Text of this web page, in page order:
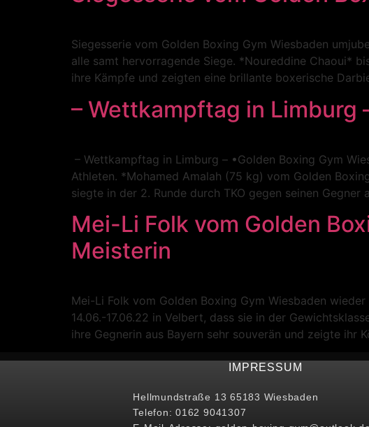
Siegesserie vom Golden Boxing Gym Wiesbaden
alle samt hervorragende Siege. *Noureddine Chaoui*
ihre Kämpfe und zeigten eine brillante boxerische
– Wettkampftag in Limburg
– Wettkampftag in Limburg – •Golden Boxing Gym
Athleten. *Mohamed Amalah (75 kg) vom Golden
siegte in der 2. Runde durch TKO gegen seinen Gegner
Mei-Li Folk vom Golden
Meisterin
Mei-Li Folk vom Golden Boxing Gym Wiesbaden
14.06.-17.06.22 in Velbert, dass sie in der
ihre Gegnerin aus Bayern sehr souverän und zeigte ihr
IMPRESSUM
Hellmundstraße 13 65183 Wiesbaden
Telefon: 0162 9041307